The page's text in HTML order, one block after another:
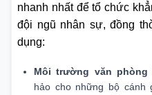
nhanh nhất để tổ chức
đội ngũ nhân sự, đồng
dụng:
Môi trường văn
hảo cho những bộ cánh